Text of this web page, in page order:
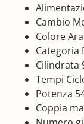
Cambio
Colore
Categoria
Cilindrata
Tempi
Potenza
Coppia